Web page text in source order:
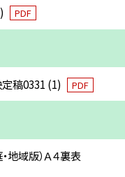
PDF
稿0331 (1) PDF
地域版）Ａ４裏表